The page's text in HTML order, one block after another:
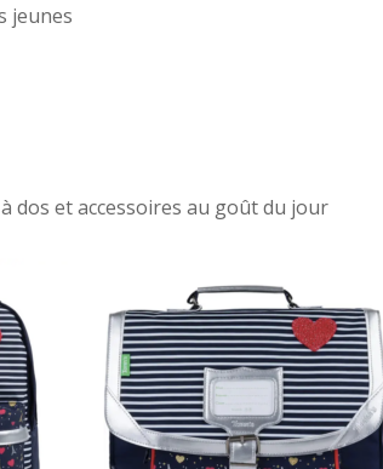
jeunes
dos et accessoires au goût du jour